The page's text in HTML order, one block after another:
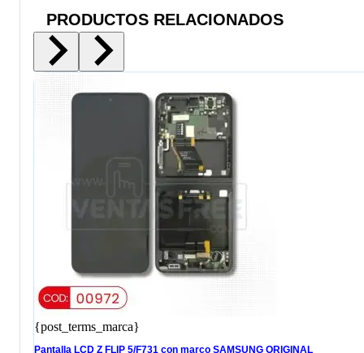
PRODUCTOS RELACIONADOS
{post_terms_marca}
Pantalla LCD Z FLIP 5/F731 con marco SAMSUNG ORIGINAL